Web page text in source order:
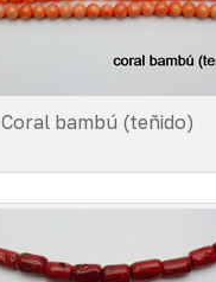
Coral bambú (teñido)